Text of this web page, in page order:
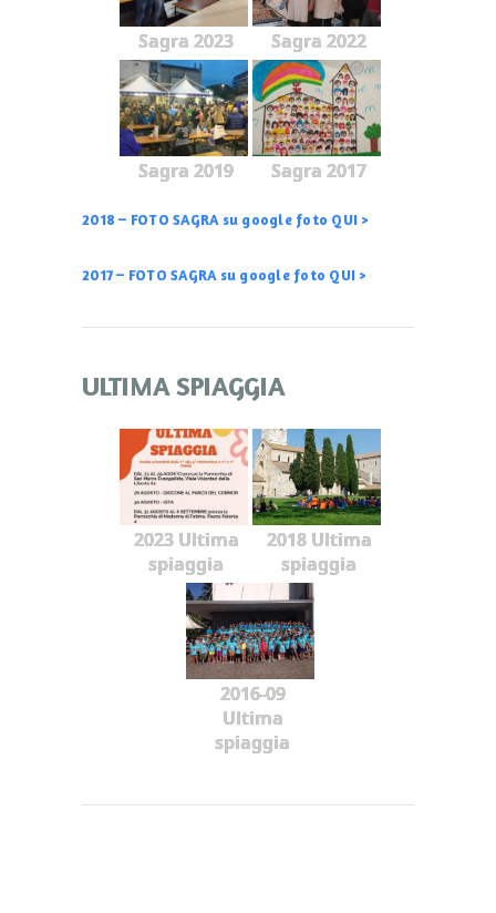
Sagra 2023 Sagra 2022
Sagra 2019 Sagra 2017
2018 – FOTO SAGRA su google foto QUI >
2017 – FOTO SAGRA su google foto QUI >
ULTIMA SPIAGGIA
2023 Ultima
spiaggia
2018 Ultima
spiaggia
2016-09
Ultima
spiaggia